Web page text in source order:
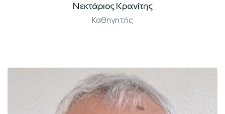
Νεκτάριος Κρανίτης
Καθηγητής